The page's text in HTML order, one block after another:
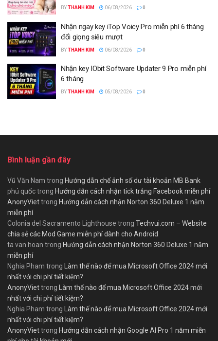
BYTHANH KIM 06/08/2026 0
Nhận ngay key iTop Voicy Pro miễn phí 6 tháng
đổi giọng siêu mượt
BYTHANH KIM 06/08/2026 0
Nhận key IObit Software Updater 9 Pro miễn phí
6 tháng
BYTHANH KIM 05/08/2026 0
Bình luận gần đây
Vũ Văn Nam trong Hướng dẫn chế ảnh số dư tài khoản MB Bank
phú quốctrong Hướng dẫn cách nhận tick trắng Facebook miễn phí
AnonyViettrong Hướng dẫn cách nhận Norton 360 Deluxe 1 năm
miễn phí
Colonia del Sacramento Lighthouse trong Techvui.com – Website
chia sẻ các Mod Game miễn phí dành cho Android
ta van hoan trong Hướng dẫn cách nhận Norton 360 Deluxe 1 năm
miễn phí
Nghia Pham trong Làm thế nào để mua Microsoft Office 2024 mới
nhất với chi phí tiết kiệm?
AnonyViettrong Làm thế nào để mua Microsoft Office 2024 mới
nhất với chi phí tiết kiệm?
Nghia Pham trong Làm thế nào để mua Microsoft Office 2024 mới
nhất với chi phí tiết kiệm?
AnonyViettrong Hướng dẫn cách nhận Google AI Pro 1 năm miễn